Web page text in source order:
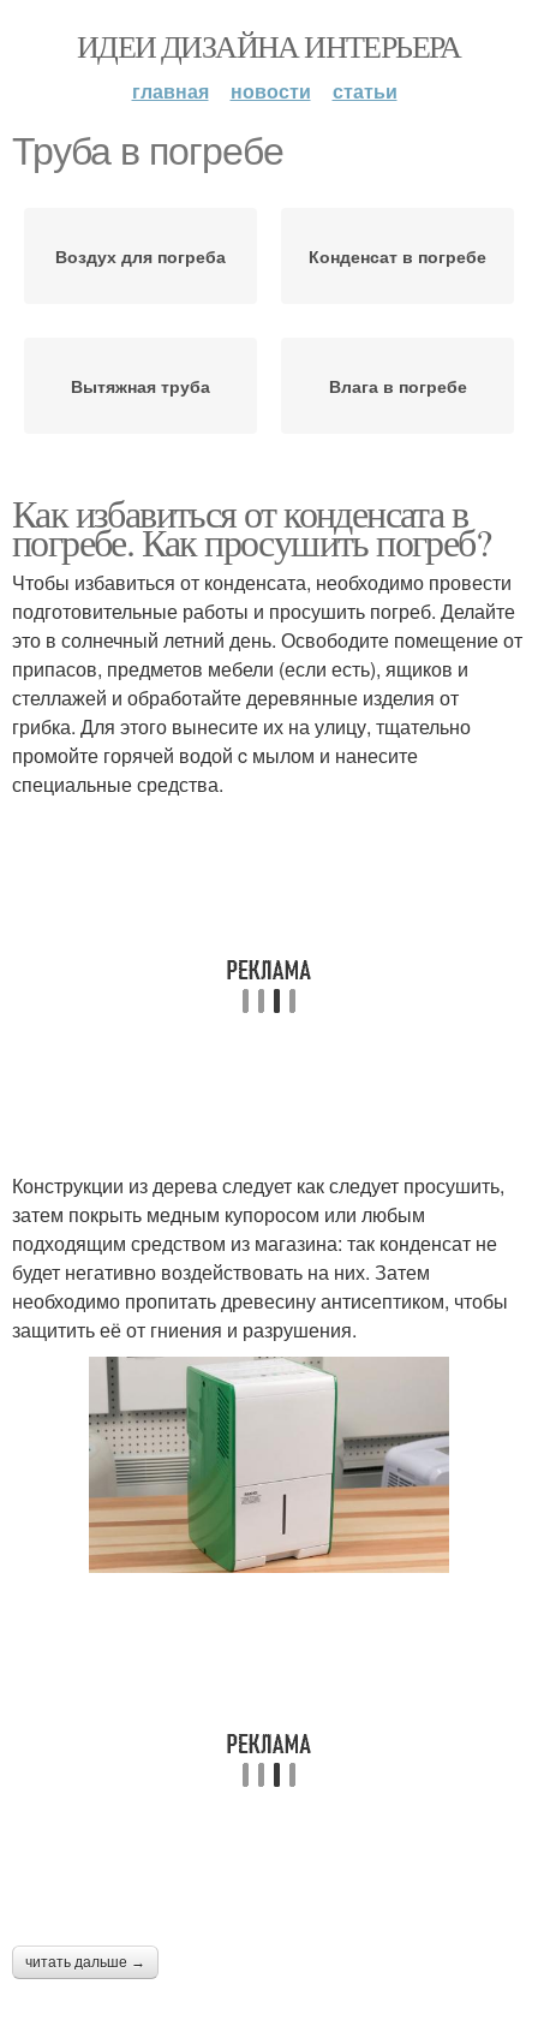
ИДЕИ ДИЗАЙНА ИНТЕРЬЕРА
главная новости статьи
Труба в погребе
Воздух для погреба Конденсат в погребе
Вытяжная труба Влага в погребе
Как избавиться от конденсата в
погребе. Как просушить погреб?
Чтобы избавиться от конденсата, необходимо провести
подготовительные работы и просушить погреб. Делайте
это в солнечный летний день. Освободите помещение от
припасов, предметов мебели (если есть), ящиков и
стеллажей и обработайте деревянные изделия от
грибка. Для этого вынесите их на улицу, тщательно
промойте горячей водой c мылом и нанесите
специальные средства.
Конструкции из дерева следует как следует просушить,
затем покрыть медным купоросом или любым
подходящим средством из магазина: так конденсат не
будет негативно воздействовать на них. Затем
необходимо пропитать древесину антисептиком, чтобы
защитить её от гниения и разрушения.
читать дальше →